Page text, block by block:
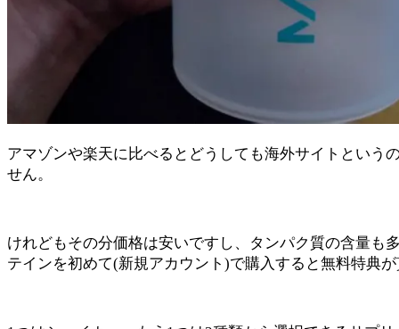
アマゾンや楽天に比べるとどうしても海外サイトという
せん。
けれどもその分価格は安いですし、タンパク質の含量も
テインを初めて(新規アカウント)で購入すると無料特典